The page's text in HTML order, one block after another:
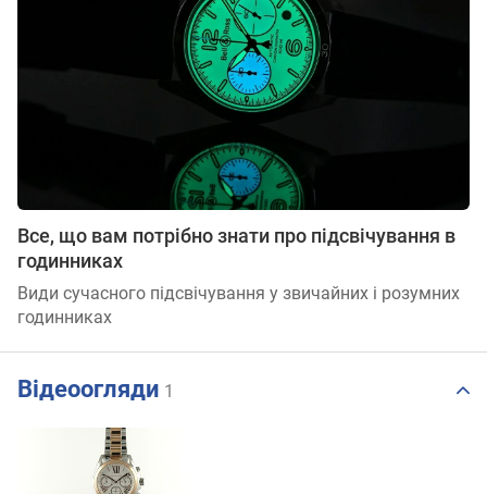
Все, що вам потрібно знати про підсвічування в
годинниках
Види сучасного підсвічування у звичайних і розумних
годинниках
Відеоогляди 1